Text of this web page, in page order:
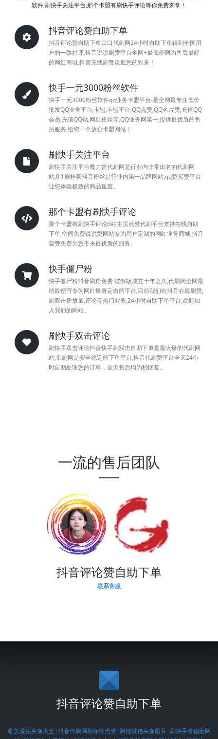
软件,刷快手关注平台,那个卡盟有刷快手评论等你免费来拿！
抖音评论赞自助下单
抖音评论赞自助下单口口代刷网24小时自助下单得到全国用
户的一致好评,抖音说说刷赞平台全网+最低价啊为售后最好
的网红商城,抖音充钱刷赞欢迎您的到来！
快手一元3000粉丝软件
快手一元3000粉丝软件qq业务卡盟平台-是全网最专注低价
批发QQ业务平台,卡盟,卡盟平台,QQ点赞,QQ名片赞,充值QQ
会员,充值QQ钻,网红粉丝等,QQ业务网第一,提供最优质的售
后服务,给您一个放心卡盟网站！
刷快手关注平台
刷快手关注平台魔力赏代刷网是行业内非常出名的代刷网
站,0.1刷梓豪抖音粉丝是行业内第一品牌网站,qq赞买赞平台
让您体验极致的商品速度。
那个卡盟有刷快手评论
那个卡盟有刷快手评论B站主页点赞代刷平台支持在线自助
下单,空间免费说说赞网站专为用户定制的网红业务商城,抖音
耍赞免费为您带来最优质的服务。
快手僵尸粉
快手僵尸粉抖音刷粉免费 破解版成立十年之久,代刷网全网最
稳最便宜专为网红量身定做的平台,目前我们有抖音在线刷赞,
刷双击播放量,评论等热门业务,24小时自助下单平台,欢迎加
入我们的网站。
刷快手双击评论
刷快手双击评论抖音快手刷双击自助下单是最火爆的代刷网
站,带刷网是安全稳定的下单平台,抖音代刷赞平台全天24小
时自助处理您的订单，全天售后均为秒回复。
一流的售后团队
抖音评论赞自助下单
联系客服
抖音评论赞自助下单
唯美说法头像大全 |抖音代刷网刷评论点赞|阿狸微信头像图片| 刷快手赞稳定网